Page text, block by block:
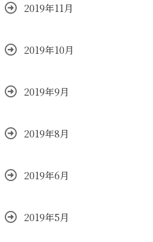
2019年11月
2019年10月
2019年9月
2019年8月
2019年6月
2019年5月